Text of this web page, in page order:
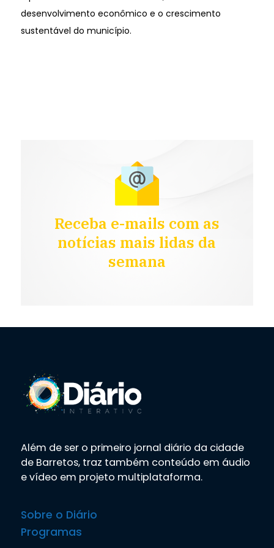
desenvolvimento econômico e o crescimento
sustentável do município.
Receba e-mails com as
notícias mais lidas da
semana
Além de ser o primeiro jornal diário da cidade
de Barretos, traz também conteúdo em áudio
e vídeo em projeto multiplataforma.
Sobre o Diário
Programas